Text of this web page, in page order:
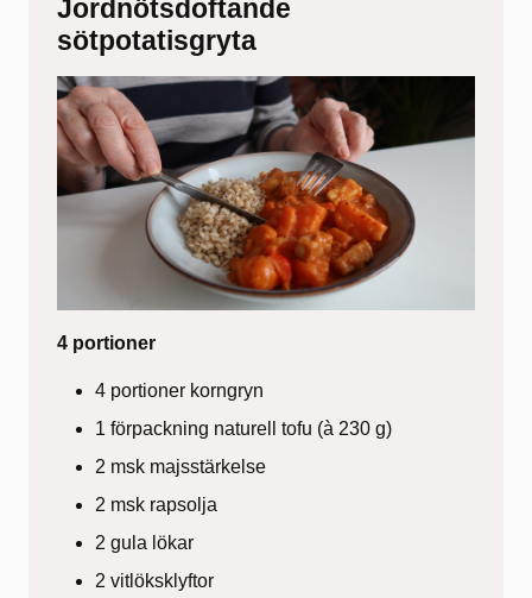
Jordnötsdoftande
sötpotatisgryta
4 portioner
4 portioner korngryn
1 förpackning naturell tofu (à 230 g)
2 msk majsstärkelse
2 msk rapsolja
2 gula lökar
2 vitlöksklyftor